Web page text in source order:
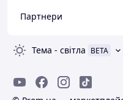
Партнери
Тема - світла BETA